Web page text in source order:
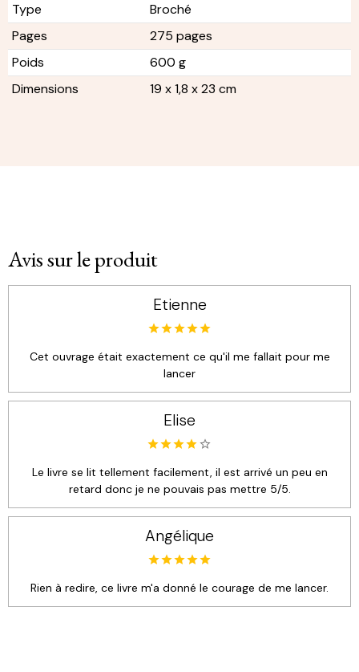
Type
Broché
Pages
275 pages
Poids
600 g
Dimensions
19 x 1,8 x 23 cm
Avis sur le produit
Etienne
Cet ouvrage était exactement ce qu'il me fallait pour me
lancer
Elise
Le livre se lit tellement facilement, il est arrivé un peu en
retard donc je ne pouvais pas mettre 5/5.
Angélique
Rien à redire, ce livre m'a donné le courage de me lancer.